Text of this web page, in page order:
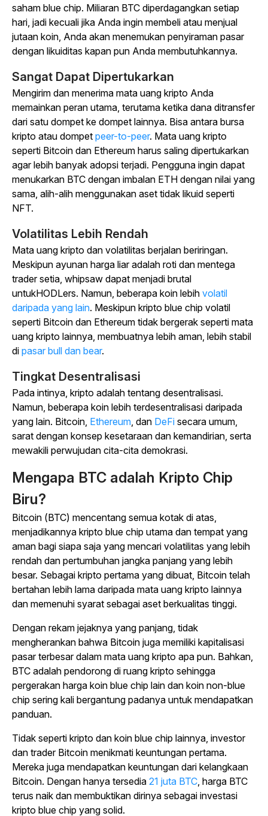
saham blue chip. Miliaran BTC diperdagangkan setiap
hari, jadi kecuali jika Anda ingin membeli atau menjual
jutaan koin, Anda akan menemukan penyiraman pasar
dengan likuiditas kapan pun Anda membutuhkannya.
Sangat Dapat Dipertukarkan
Mengirim dan menerima mata uang kripto Anda
memainkan peran utama, terutama ketika dana ditransfer
dari satu dompet ke dompet lainnya. Bisa antara bursa
kripto atau dompet peer-to-peer. Mata uang kripto
seperti Bitcoin dan Ethereum harus saling dipertukarkan
agar lebih banyak adopsi terjadi. Pengguna ingin dapat
menukarkan BTC dengan imbalan ETH dengan nilai yang
sama, alih-alih menggunakan aset tidak likuid seperti
NFT.
Volatilitas Lebih Rendah
Mata uang kripto dan volatilitas berjalan beriringan.
Meskipun ayunan harga liar adalah roti dan mentega
trader setia, whipsaw dapat menjadi brutal
untukHODLers. Namun, beberapa koin lebih volatil
daripada yang lain. Meskipun kripto blue chip volatil
seperti Bitcoin dan Ethereum tidak bergerak seperti mata
uang kripto lainnya, membuatnya lebih aman, lebih stabil
di pasar bull dan bear.
Tingkat Desentralisasi
Pada intinya, kripto adalah tentang desentralisasi.
Namun, beberapa koin lebih terdesentralisasi daripada
yang lain. Bitcoin, Ethereum dan DeFi secara umum,
sarat dengan konsep kesetaraan dan kemandirian, serta
mewakili perwujudan cita-cita demokrasi.
Mengapa BTC adalah Kripto Chip
Biru?
Bitcoin (BTC) mencentang semua kotak di atas,
menjadikannya kripto blue chip utama dan tempat yang
aman bagi siapa saja yang mencari volatilitas yang lebih
rendah dan pertumbuhan jangka panjang yang lebih
besar. Sebagai kripto pertama yang dibuat, Bitcoin telah
bertahan lebih lama daripada mata uang kripto lainnya
dan memenuhi syarat sebagai aset berkualitas tinggi.
Dengan rekam jejaknya yang panjang, tidak
mengherankan bahwa Bitcoin juga memiliki kapitalisasi
pasar terbesar dalam mata uang kripto apa pun. Bahkan,
BTC adalah pendorong di ruang kripto sehingga
pergerakan harga koin blue chip lain dan koin non-blue
chip sering kali bergantung padanya untuk mendapatkan
panduan.
Tidak seperti kripto dan koin blue chip lainnya, investor
dan trader Bitcoin menikmati keuntungan pertama.
Mereka juga mendapatkan keuntungan dari kelangkaan
Bitcoin. Dengan hanya tersedia 21 juta BTC , harga BTC
terus naik dan membuktikan dirinya sebagai investasi
kripto blue chip yang solid.